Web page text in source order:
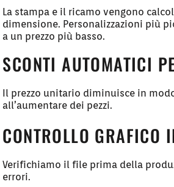
La stampa e il ricamo vengono
dimensione. Personalizzazioni più
a un prezzo più basso.
SCONTI AUTOMATICI
Il prezzo unitario diminuisce in
all’aumentare dei pezzi.
CONTROLLO GRAFICO
Verifichiamo il file prima della
errori.